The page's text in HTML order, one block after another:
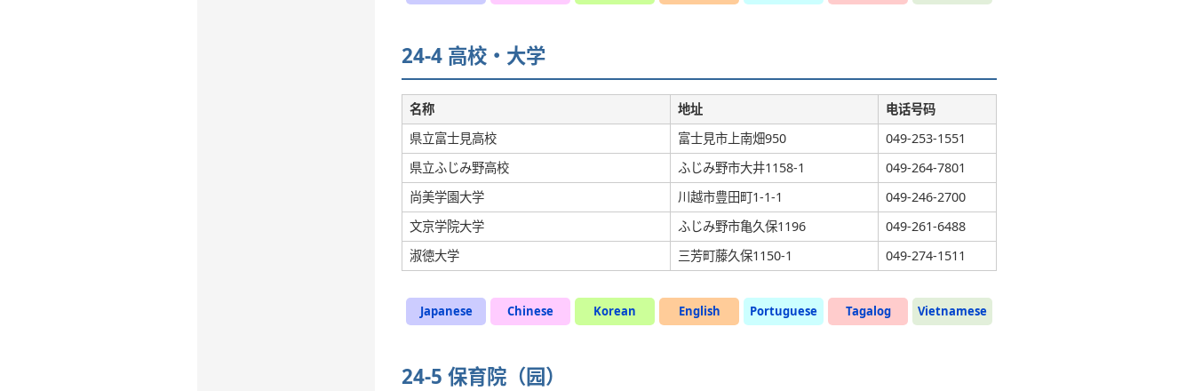
24-4 高校・大学
名称 地址
电话号码
県立富士見高校
富士見市上南畑950
049-253-1551
県立ふじみ野高校
ふじみ野市大井1158-1
049-264-7801
尚美学園大学
川越市豊田町1-1-1
049-246-2700
文京学院大学
ふじみ野市亀久保1196
049-261-6488
淑徳大学
三芳町藤久保1150-1 049-274-1511
Japanese Chinese Korean English Portuguese Tagalog Vietnamese
24-5 保育院（园）